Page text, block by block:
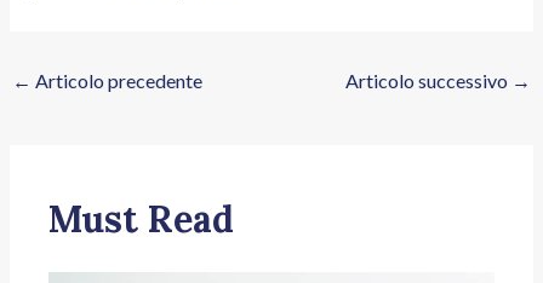
← Articolo precedente Articolo successivo →
Must Read